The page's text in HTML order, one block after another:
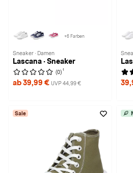
+6 Farben
Sneaker · Damen
Lascana · Sneaker
(0) 1
ab 39,99 € UVP 44,99 €
Sale